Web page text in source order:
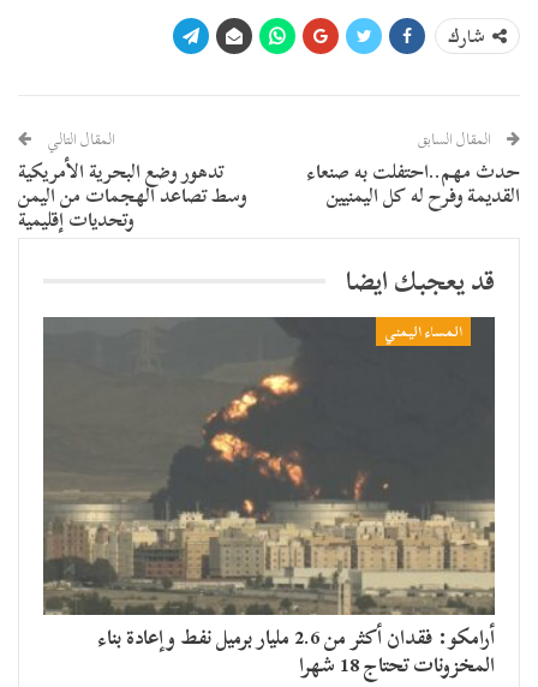
شارك
المقال السابق
حدث مهم..احتفلت به صنعاء
القديمة وفرح له كل اليمنيين
المقال التالي
تدهور وضع البحرية الأمريكية
وسط تصاعد الهجمات من اليمن
وتحديات إقليمية
قد يعجبك ايضا
المساء اليمني
أرامكو: فقدان أكثر من 2.6 مليار برميل نفط وإعادة بناء
المخزونات تحتاج 18 شهرا